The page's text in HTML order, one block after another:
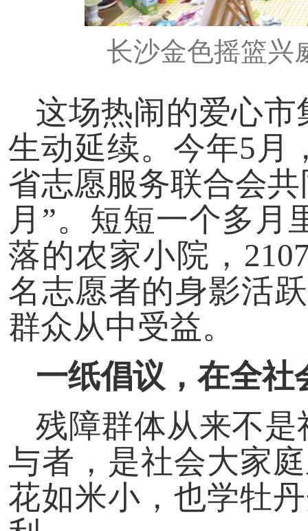
长沙金色摇篮兴
这场热闹的爱心
生动延续。今年5月
省志愿服务联合会
月”。短短一个多月
落的农家小院，
名志愿者的身影活
群众从中受益。
一纸倡议，在全社
残障群体从来不是
与者，是社会大家
花如米小，也学牡